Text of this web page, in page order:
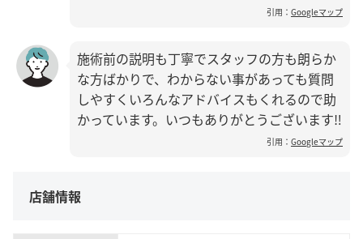
引用： Googleマップ
施術前の説明も丁寧でスタッフの方も朗らか
な方ばかりで、わからない事があっても質問
しやすくいろんなアドバイスもくれるので助
かっています。いつもありがとうございます‼︎
引用： Googleマップ
店舗情報